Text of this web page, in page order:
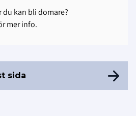
du kan bli domare?
mer info.
sida